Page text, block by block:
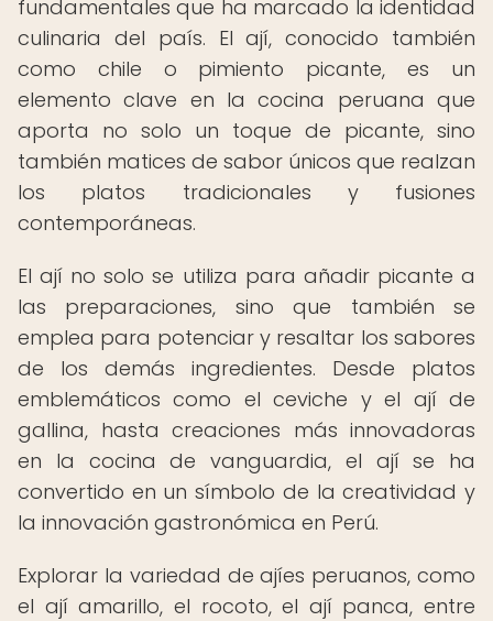
fundamentales que ha marcado la identidad
culinaria del país. El ají, conocido también
como chile o pimiento picante, es un
elemento clave en la cocina peruana que
aporta no solo un toque de picante, sino
también matices de sabor únicos que realzan
los platos tradicionales y fusiones
contemporáneas.
El ají no solo se utiliza para añadir picante a
las preparaciones, sino que también se
emplea para potenciar y resaltar los sabores
de los demás ingredientes. Desde platos
emblemáticos como el ceviche y el ají de
gallina, hasta creaciones más innovadoras
en la cocina de vanguardia, el ají se ha
convertido en un símbolo de la creatividad y
la innovación gastronómica en Perú.
Explorar la variedad de ajíes peruanos, como
el ají amarillo, el rocoto, el ají panca, entre